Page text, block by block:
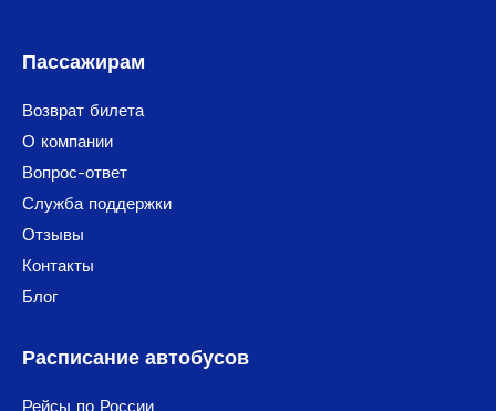
Пассажирам
Возврат билета
О компании
Вопрос-ответ
Служба поддержки
Отзывы
Контакты
Блог
Расписание автобусов
Рейсы по России